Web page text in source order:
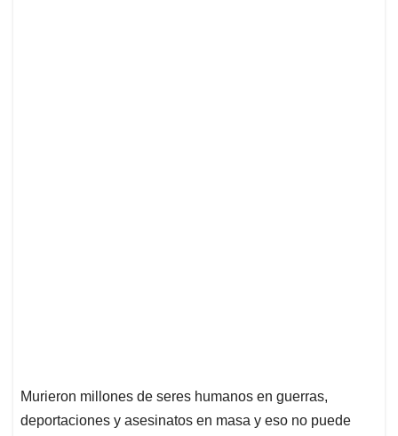
Murieron millones de seres humanos en guerras,
deportaciones y asesinatos en masa y eso no puede